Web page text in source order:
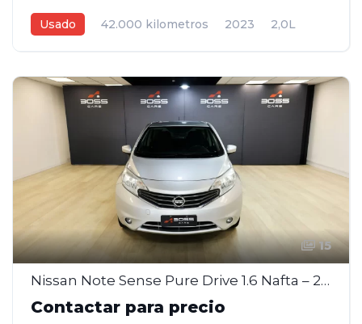
Usado 42.000 kilometros 2023
2,0L
15
Nissan Note Sense Pure Drive 1.6 Nafta – 2017
Contactar para precio